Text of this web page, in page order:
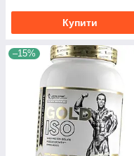
Купити
–15%